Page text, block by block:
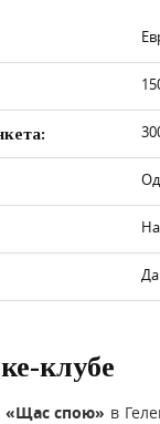
Да
клубе
«Щас спою» в